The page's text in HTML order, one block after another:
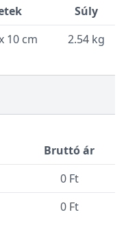
Súly
10 cm 2.54 kg
Bruttó ár
0 Ft
0 Ft